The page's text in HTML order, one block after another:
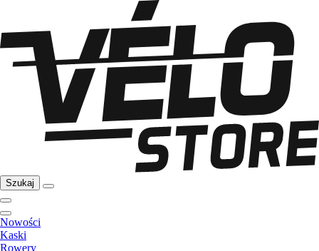
Szukaj
Nowości
Kaski
Rowery